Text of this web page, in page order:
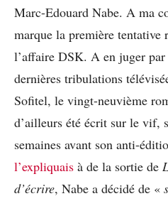
Marc-Edouard Nabe. A ma
marque la première tentative
l’affaire DSK. A en juger
dernières tribulations
Sofitel, le vingt-neuvième
d’ailleurs été écrit sur le vif,
semaines avant son anti-
l’expliquais à de la sortie de
d’écrire, Nabe a décidé de «